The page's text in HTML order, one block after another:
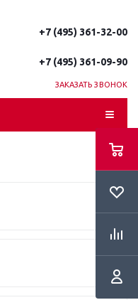
+7 (495) 361-32-00
+7 (495) 361-09-90
ЗАКАЗАТЬ ЗВОНОК